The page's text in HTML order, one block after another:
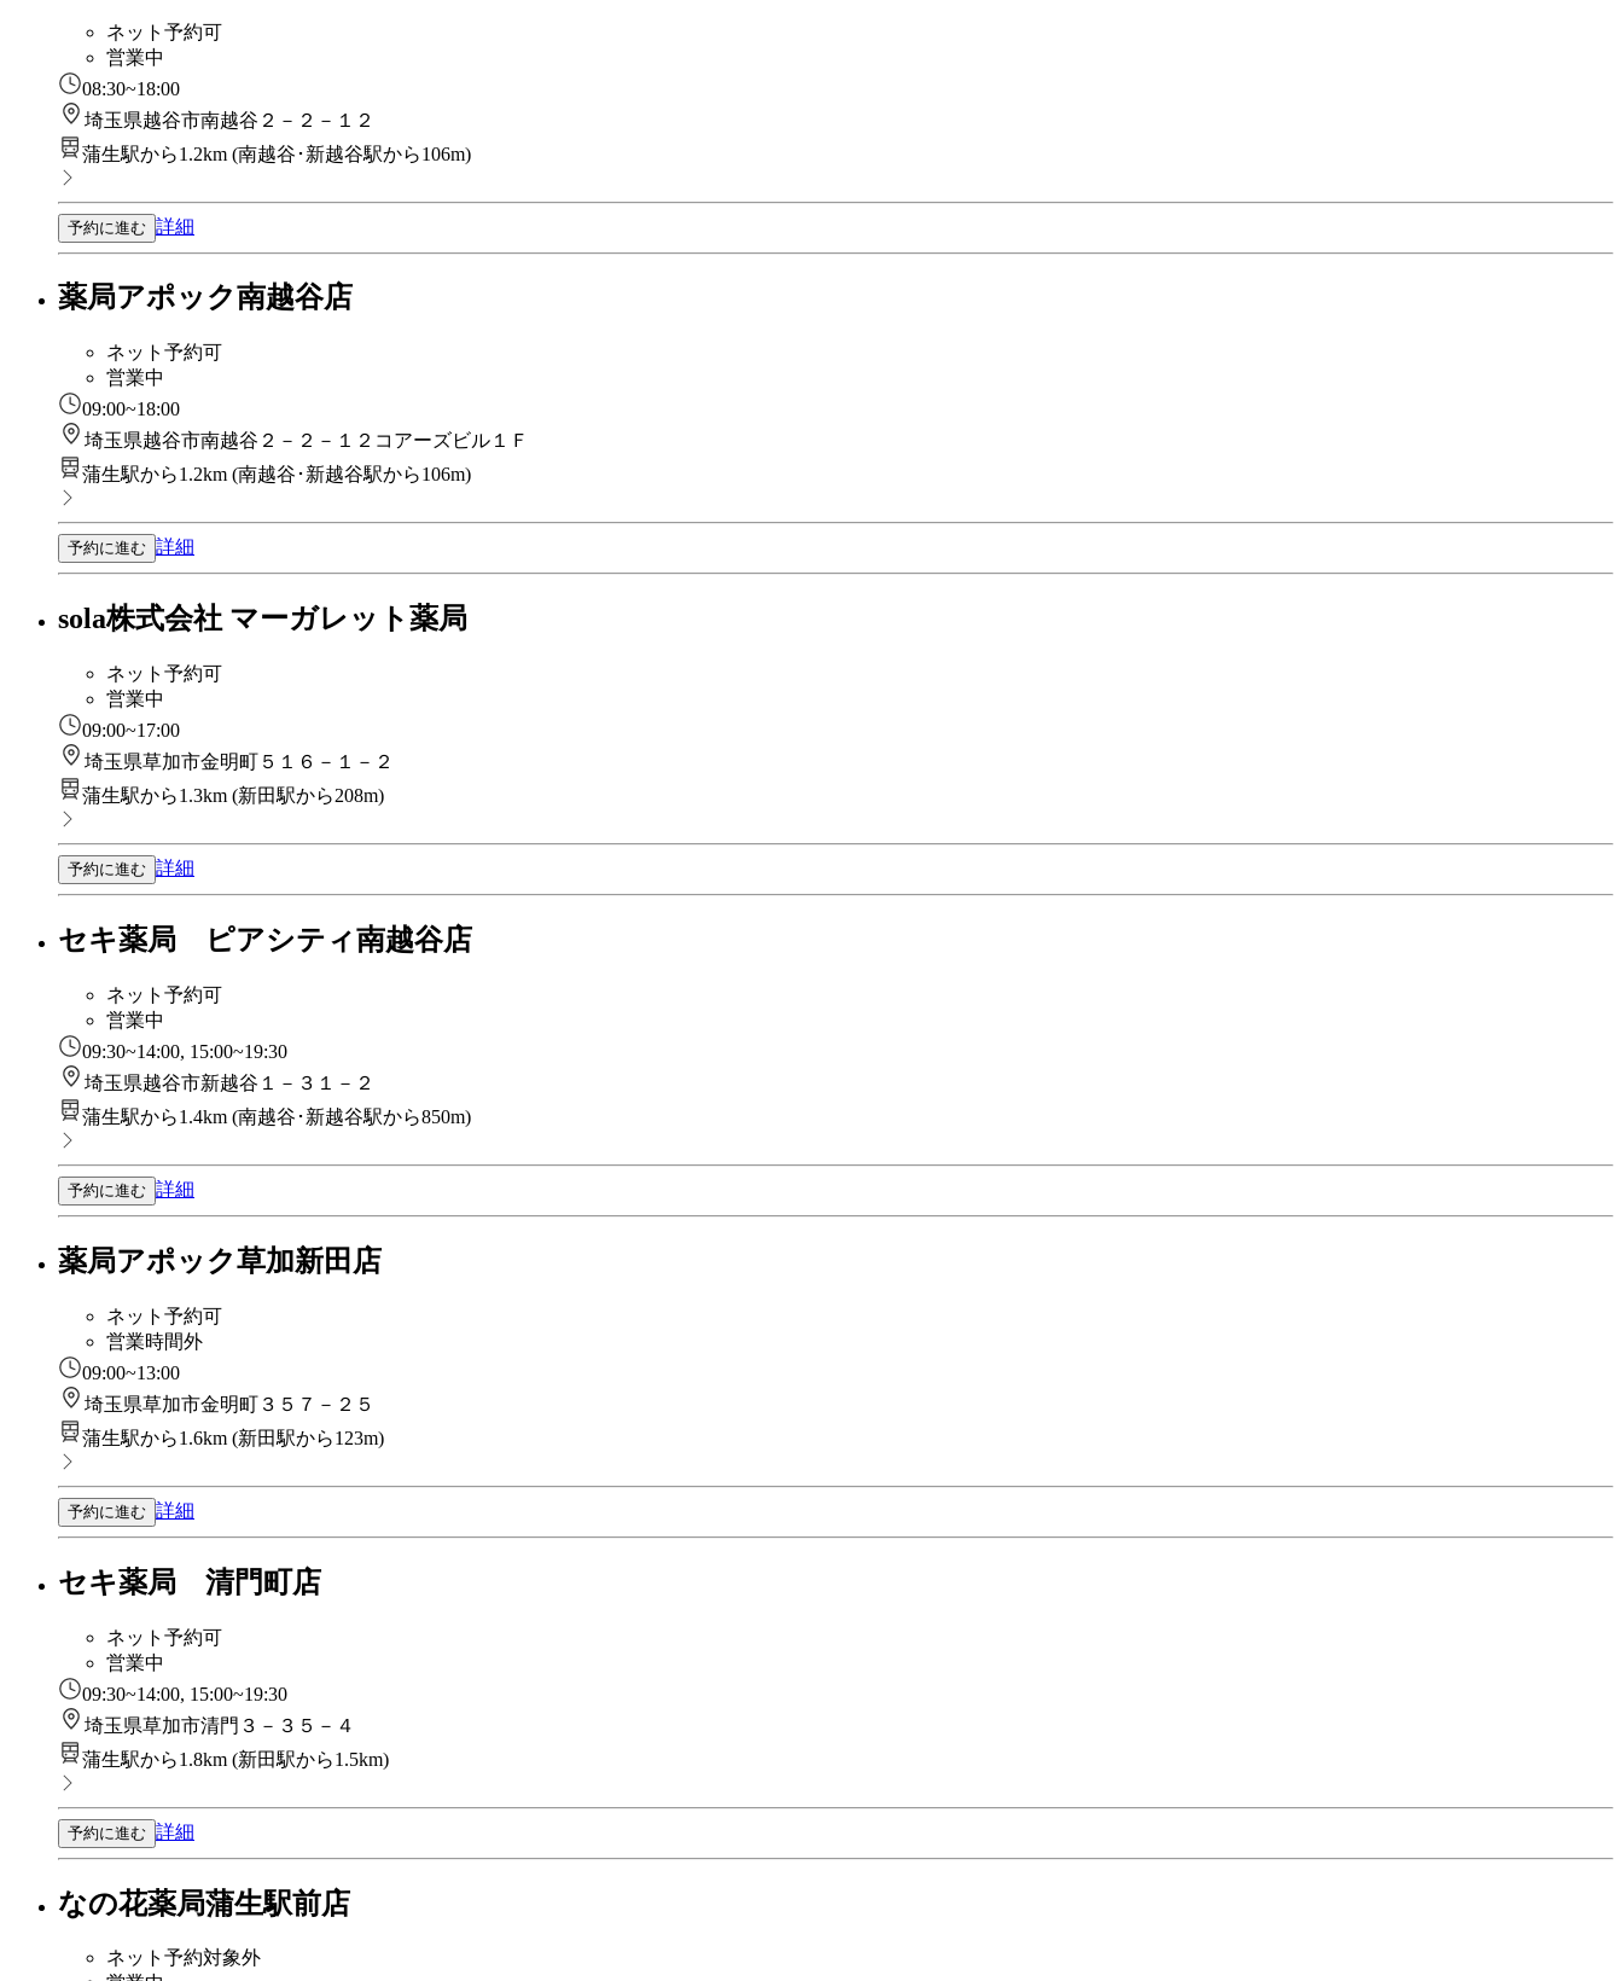
ネット予約可
営業中
08:30~18:00
埼玉県越谷市南越谷２－２－１２
蒲生駅から1.2km (南越谷･新越谷駅から106m)
予約に進む 詳細
薬局アポック南越谷店
ネット予約可
営業中
09:00~18:00
埼玉県越谷市南越谷２－２－１２コアーズビル１Ｆ
蒲生駅から1.2km (南越谷･新越谷駅から106m)
予約に進む 詳細
sola株式会社 マーガレット薬局
ネット予約可
営業中
09:00~17:00
埼玉県草加市金明町５１６－１－２
蒲生駅から1.3km (新田駅から208m)
予約に進む 詳細
セキ薬局 ピアシティ南越谷店
ネット予約可
営業中
09:30~14:00, 15:00~19:30
埼玉県越谷市新越谷１－３１－２
蒲生駅から1.4km (南越谷･新越谷駅から850m)
予約に進む 詳細
薬局アポック草加新田店
ネット予約可
営業時間外
09:00~13:00
埼玉県草加市金明町３５７－２５
蒲生駅から1.6km (新田駅から123m)
予約に進む 詳細
セキ薬局 清門町店
ネット予約可
営業中
09:30~14:00, 15:00~19:30
埼玉県草加市清門３－３５－４
蒲生駅から1.8km (新田駅から1.5km)
予約に進む 詳細
なの花薬局蒲生駅前店
ネット予約対象外